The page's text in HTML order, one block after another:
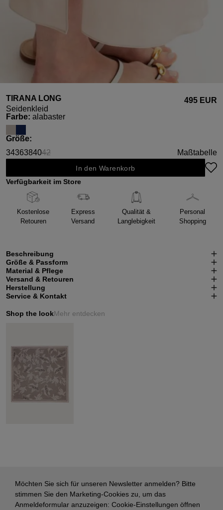
TIRANA LONG
Seidenkleid
495 EUR
Farbeauswählen
: alabaster
Größeauswählen
:
3436384042
(Diese Option ist zurzeit nicht verfügbar.)
Maßtabelle
In den Warenkorb
Verfügbarkeit im Store
Kostenlose
Retouren
Express
Versand
Qualität &
Langlebigkeit
Personal
Shopping
Beschreibung
Größe & Passform
Material & Pflege
Versand & Retouren
Herstellung
Service & Kontakt
Shop the lookMehr entdecken
Möchten Sie sich für unseren Newsletter anmelden? Bitte
stimmen Sie den Marketing-Cookies zu, um das
Anmeldeformular anzuzeigen: Cookie-Einstellungen öffnen